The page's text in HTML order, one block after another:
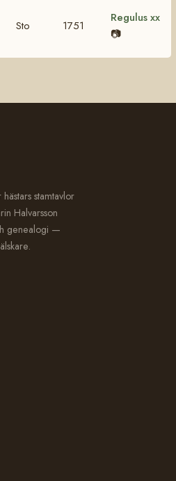
Sto 1751
Regulus xx
📷
stamtavlor
Halvarsson
genealogi —